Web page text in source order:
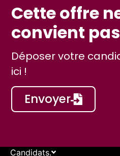
Cette offre
convient
Déposer votre
ici !
Envoyer
Candidats.